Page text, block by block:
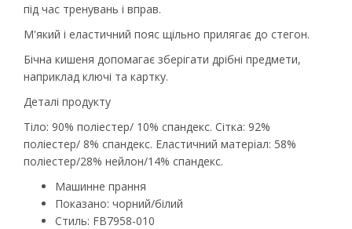
під час тренувань і вправ.
М'який і еластичний пояс щільно прилягає до стегон.
Бічна кишеня допомагає зберігати дрібні предмети,
наприклад ключі та картку.
Деталі продукту
Тіло: 90% поліестер/ 10% спандекс. Сітка: 92%
поліестер/ 8% спандекс. Еластичний матеріал: 58%
поліестер/28% нейлон/14% спандекс.
Машинне прання
Показано: чорний/білий
Стиль: FB7958-010